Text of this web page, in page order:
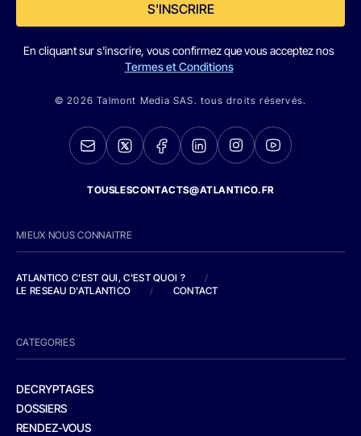
S'INSCRIRE
En cliquant sur s'inscrire, vous confirmez que vous acceptez nos
Termes et Conditions
© 2026 Talmont Media SAS. tous droits réservés.
TOUSLESCONTACTS@ATLANTICO.FR
MIEUX NOUS CONNAITRE
ATLANTICO C'EST QUI, C'EST QUOI ?
/
LE RESEAU D'ATLANTICO
/ CONTACT
CATEGORIES
DECRYPTAGES
DOSSIERS
RENDEZ-VOUS